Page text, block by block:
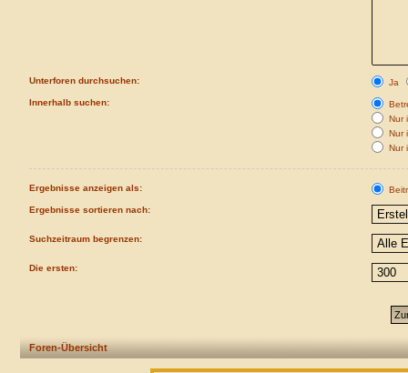
Unterforen durchsuchen:
Ja
Innerhalb suchen:
Nur
Nur
Nur
Ergebnisse anzeigen als:
Ergebnisse sortieren nach:
Suchzeitraum begrenzen:
Die ersten:
Foren-Übersicht